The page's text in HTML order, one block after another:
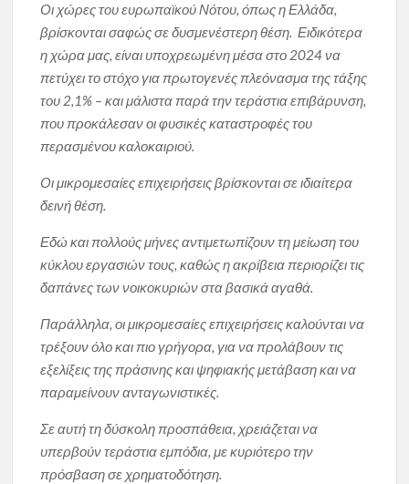
Οι χώρες του ευρωπαϊκού Νότου, όπως η Ελλάδα,
βρίσκονται σαφώς σε δυσμενέστερη θέση. Ειδικότερα
η χώρα μας, είναι υποχρεωμένη μέσα στο 2024 να
πετύχει το στόχο για πρωτογενές πλεόνασμα της τάξης
του 2,1% – και μάλιστα παρά την τεράστια επιβάρυνση,
που προκάλεσαν οι φυσικές καταστροφές του
περασμένου καλοκαιριού.
Οι μικρομεσαίες επιχειρήσεις βρίσκονται σε ιδιαίτερα
δεινή θέση.
Εδώ και πολλούς μήνες αντιμετωπίζουν τη μείωση του
κύκλου εργασιών τους, καθώς η ακρίβεια περιορίζει τις
δαπάνες των νοικοκυριών στα βασικά αγαθά.
Παράλληλα, οι μικρομεσαίες επιχειρήσεις καλούνται να
τρέξουν όλο και πιο γρήγορα, για να προλάβουν τις
εξελίξεις της πράσινης και ψηφιακής μετάβαση και να
παραμείνουν ανταγωνιστικές.
Σε αυτή τη δύσκολη προσπάθεια, χρειάζεται να
υπερβούν τεράστια εμπόδια, με κυριότερο την
πρόσβαση σε χρηματοδότηση.